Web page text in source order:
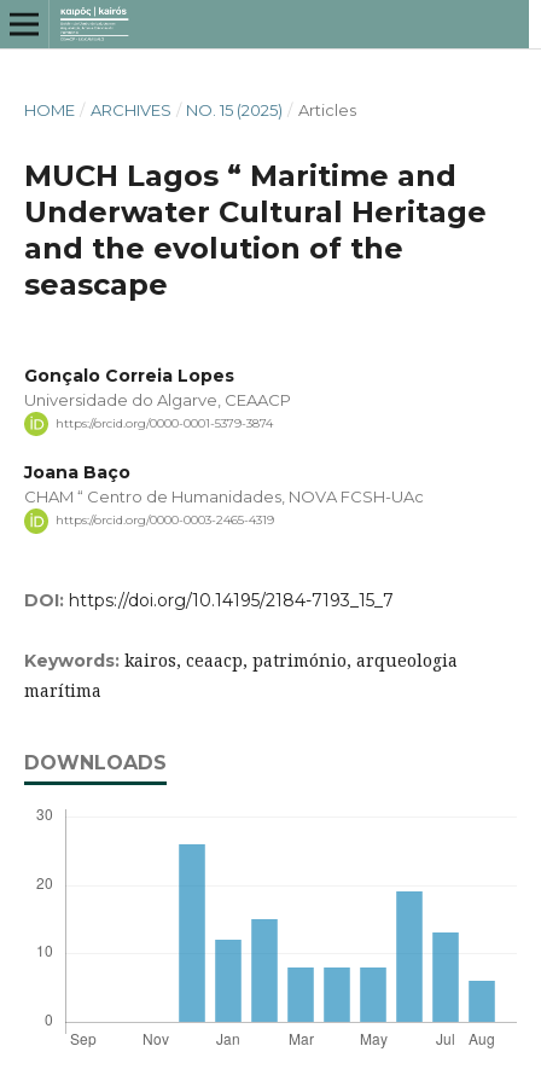
HOME / ARCHIVES / NO. 15 (2025) / Articles
MUCH Lagos “ Maritime and
Underwater Cultural Heritage
and the evolution of the
seascape
Gonçalo Correia Lopes
Universidade do Algarve, CEAACP
https://orcid.org/0000-0001-5379-3874
Joana Baço
CHAM “ Centro de Humanidades, NOVA FCSH-UAc
https://orcid.org/0000-0003-2465-4319
DOI: https://doi.org/10.14195/2184-7193_15_7
Keywords: kairos, ceaacp, património, arqueologia
marítima
DOWNLOADS